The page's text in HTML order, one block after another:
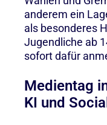
anderem ein
als besonderes
Jugendliche ab
sofort dafür
Medientag
KI und